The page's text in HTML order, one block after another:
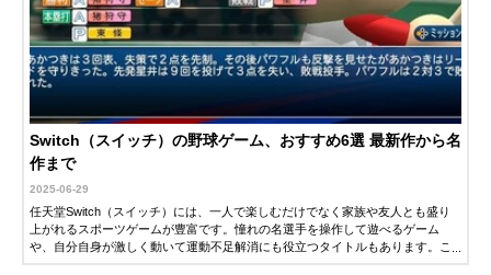
Switch（スイッチ）の野球ゲーム、おすすめ6選 最新作から名
作まで
2025-06-29
任天堂Switch（スイッチ）には、一人で楽しむだけでなく家族や友人とも盛り
上がれるスポーツゲームが豊富です。憧れの名選手を操作して遊べるゲーム
や、自分自身が激しく動いて運動不足解消にも役立つタイトルもあります。こ